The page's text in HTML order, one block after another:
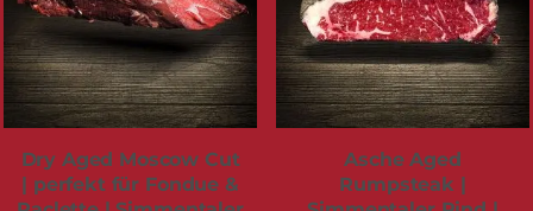
Dry Aged Moscow Cut
| perfekt für Fondue &
Asche Aged
Rumpsteak |